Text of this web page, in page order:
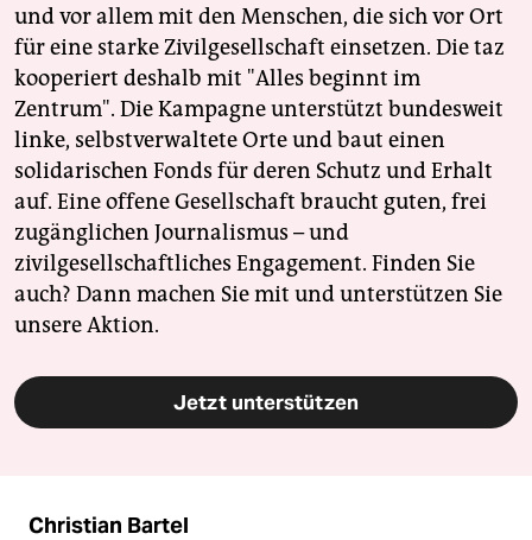
und vor allem mit den Menschen, die sich vor Ort
für eine starke Zivilgesellschaft einsetzen. Die taz
kooperiert deshalb mit "Alles beginnt im
Zentrum". Die Kampagne unterstützt bundesweit
linke, selbstverwaltete Orte und baut einen
solidarischen Fonds für deren Schutz und Erhalt
auf. Eine offene Gesellschaft braucht guten, frei
zugänglichen Journalismus – und
zivilgesellschaftliches Engagement. Finden Sie
auch? Dann machen Sie mit und unterstützen Sie
unsere Aktion.
Jetzt unterstützen
Christian Bartel